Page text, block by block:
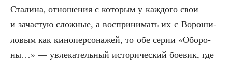
Ста­ли­на, отно­ше­ния с кото­рым у каж­до­го свои
и зача­стую слож­ные, а вос­при­ни­мать их с Воро­ши­
ло­вым как кино­пер­со­на­жей, то обе серии «Обо­ро­
ны…» — увле­ка­тель­ный исто­ри­че­ский бое­вик, где